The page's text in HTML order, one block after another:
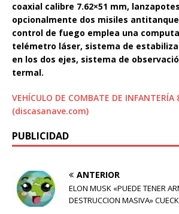
coaxial calibre 7.62×51 mm,
opcionalmente dos misiles
control de fuego emplea una
telémetro láser, sistema de
en los dos ejes, sistema de
termal.
VEHÍCULO DE COMBATE DE INFANTERÍA
(discasanave.com)
PUBLICIDAD
ANTERIOR
ELON MUSK «PUEDE TENER
DESTRUCCION MASIVA» CUECK